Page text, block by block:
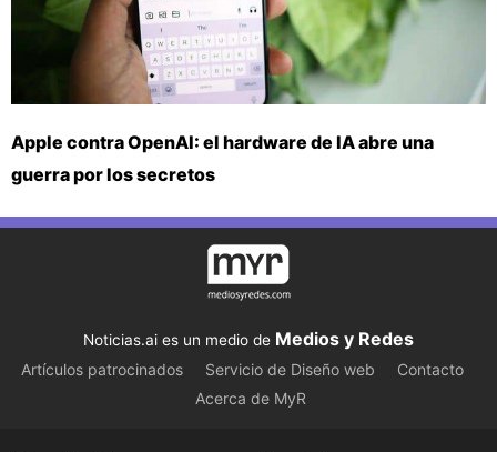
Apple contra OpenAI: el hardware de IA abre una
guerra por los secretos
Noticias.ai es un medio de Medios y Redes
Artículos patrocinados Servicio de Diseño web
Contacto
Acerca de MyR